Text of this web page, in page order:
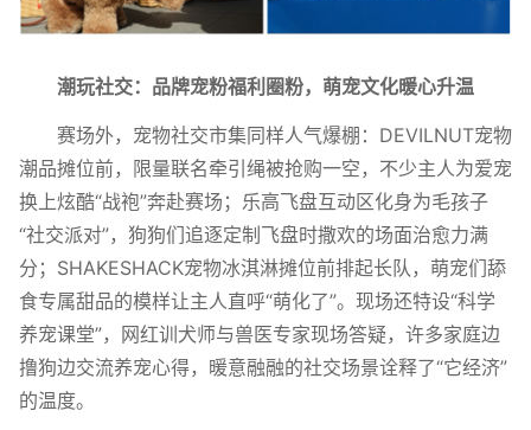
潮玩社交： 品牌宠粉福利圈粉，萌宠文化暖心升温
赛场外，宠物社交市集同样人气爆棚：DEVILNUT宠物
潮品摊位前，限量联名牵引绳被抢购一空，不少主人为爱宠
换上炫酷“战袍”奔赴赛场；乐高飞盘互动区化身为毛孩子
“社交派对”，狗狗们追逐定制飞盘时撒欢的场面治愈力满
分；SHAKESHACK宠物冰淇淋摊位前排起长队，萌宠们舔
食专属甜品的模样让主人直呼“萌化了”。现场还特设“科学
养宠课堂”，网红训犬师与兽医专家现场答疑，许多家庭边
撸狗边交流养宠心得，暖意融融的社交场景诠释了“它经济”
的温度。